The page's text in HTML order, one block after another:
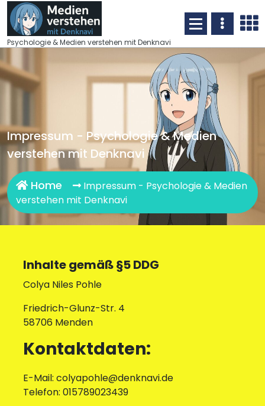
Skip
content
Psychologie & Medien verstehen mit Denknavi
Impressum - Psychologie & Medien
verstehen mit Denknavi
Home
Impressum - Psychologie & Medien
verstehen mit Denknavi
Inhalte gemäß §5 DDG
Colya Niles Pohle
Friedrich-Glunz-Str. 4
58706 Menden
Kontaktdaten:
E-Mail: colyapohle@denknavi.de
Telefon: 015789023439